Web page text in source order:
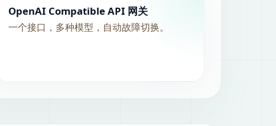
OpenAI Compatible API 网关
一个接口，多种模型，自动故障切换。